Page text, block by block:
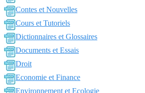
Contes et Nouvelles
Cours et Tutoriels
Dictionnaires et Glossaires
Documents et Essais
Droit
Economie et Finance
Environnement et Ecologie